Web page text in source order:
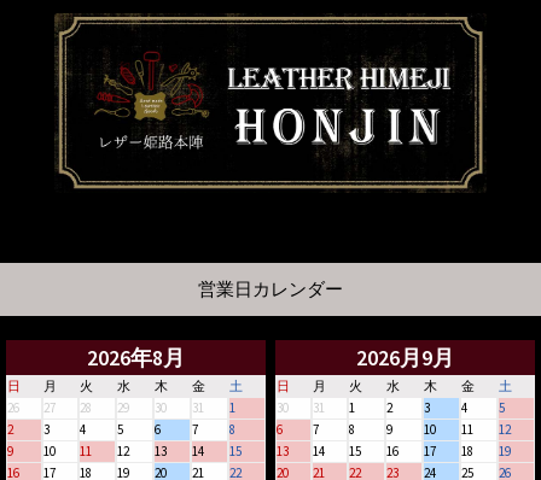
営業日カレンダー
2026年8月
日 月 火 水 木 金
土
26
27 28 29 30 31
1
2
3 4 5 6 7
8
9
10 11 12 13 14
15
16
17 18 19 20 21 22
2026月9月
日 月 火 水 木 金
土
30
31 1 2 3 4
5
6
7 8 9 10 11
12
13
14 15 16 17 18
19
20
21 22 23 24 25 26